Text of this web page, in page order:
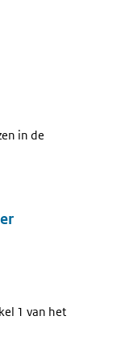
in de
1 van het